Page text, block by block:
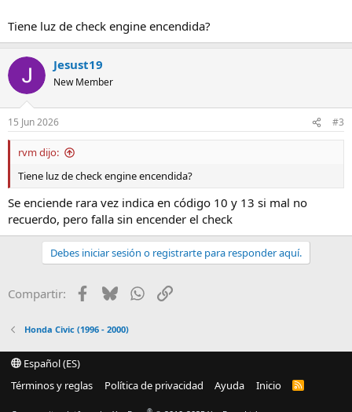
Tiene luz de check engine encendida?
Jesust19
New Member
15 Jun 2026 #3
rvm dijo:
Tiene luz de check engine encendida?
Se enciende rara vez indica en código 10 y 13 si mal no
recuerdo, pero falla sin encender el check
Debes iniciar sesión o registrarte para responder aquí.
Compartir: Facebook
BlueskyWhatsApp
Enlace
Honda Civic (1996 - 2000)
Español (ES)
Términos y reglas
Política de privacidad Ayuda Inicio
R